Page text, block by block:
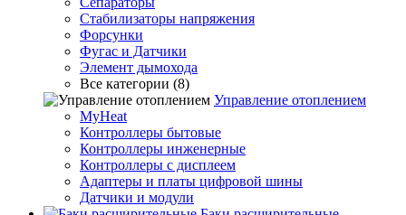
Стабилизаторы напряжения
Форсунки
Фугас и Датчики
Элемент дымохода
Все категории (8)
Управление отоплением
MyHeat
Контроллеры бытовые
Контроллеры инженерные
Контроллеры с дисплеем
Адаптеры и платы цифровой шины
Датчики и модули